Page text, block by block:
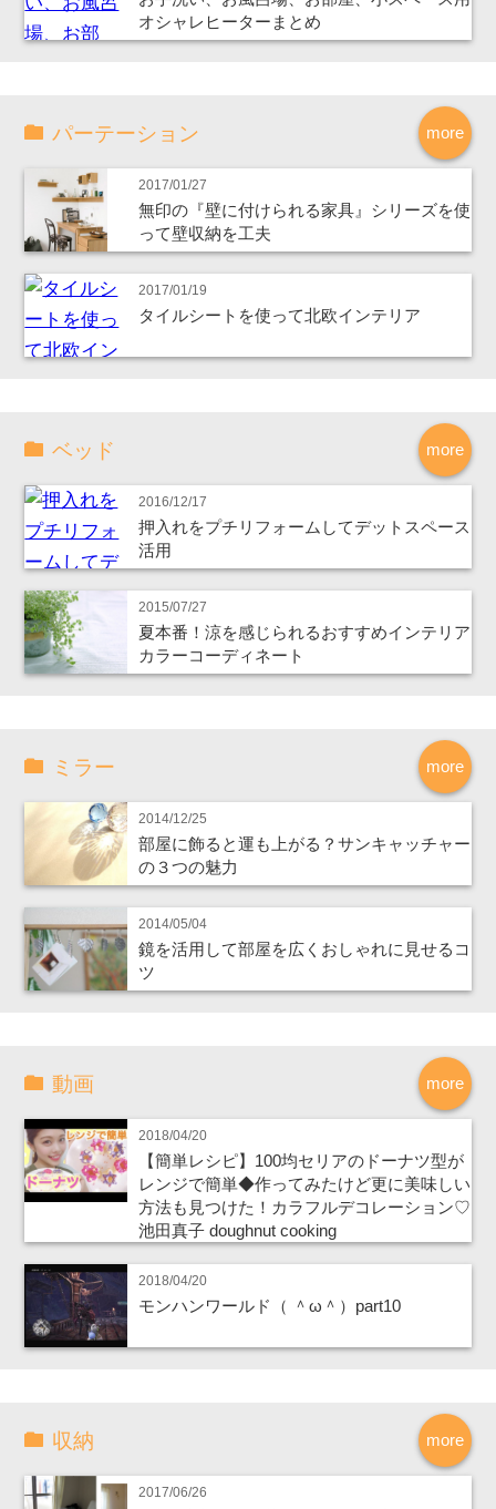
オシャレヒーターまとめ
more
パーテーション
2017/01/27
無印の『壁に付けられる家具』シリーズを使
って壁収納を工夫
2017/01/19
タイルシートを使って北欧インテリア
more
ベッド
2016/12/17
押入れをプチリフォームしてデットスペース
活用
2015/07/27
夏本番！涼を感じられるおすすめインテリア
カラーコーディネート
more
ミラー
2014/12/25
部屋に飾ると運も上がる？サンキャッチャー
の３つの魅力
2014/05/04
鏡を活用して部屋を広くおしゃれに見せるコ
ツ
more
動画
2018/04/20
【簡単レシピ】100均セリアのドーナツ型が
レンジで簡単◆作ってみたけど更に美味しい
方法も見つけた！カラフルデコレーション♡
池田真子 doughnut cooking
2018/04/20
モンハンワールド（ ＾ω＾）part10
more
収納
2017/06/26